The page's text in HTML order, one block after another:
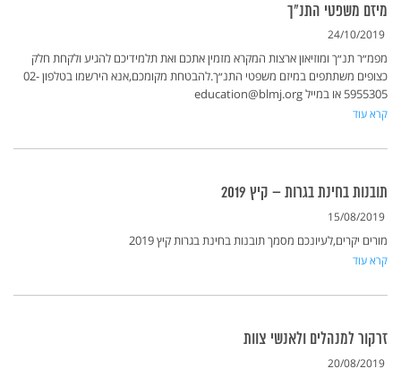
מיזם משפטי התנ"ך
24/10/2019
מפמ״ר תנ״ך ומוזיאון ארצות המקרא מזמין אתכם ואת תלמידיכם להגיע ולקחת חלק
כצופים משתתפים במיזם משפטי התנ״ך.להבטחת מקומכם,אנא הירשמו בטלפון 02-
5955305 או במייל education@blmj.org
קרא עוד
תובנות בחינת בגרות – קיץ 2019
15/08/2019
מורים יקרים,לעיונכם מסמך תובנות בחינת בגרות קיץ 2019
קרא עוד
זרקור למנהלים ולאנשי צוות
20/08/2019